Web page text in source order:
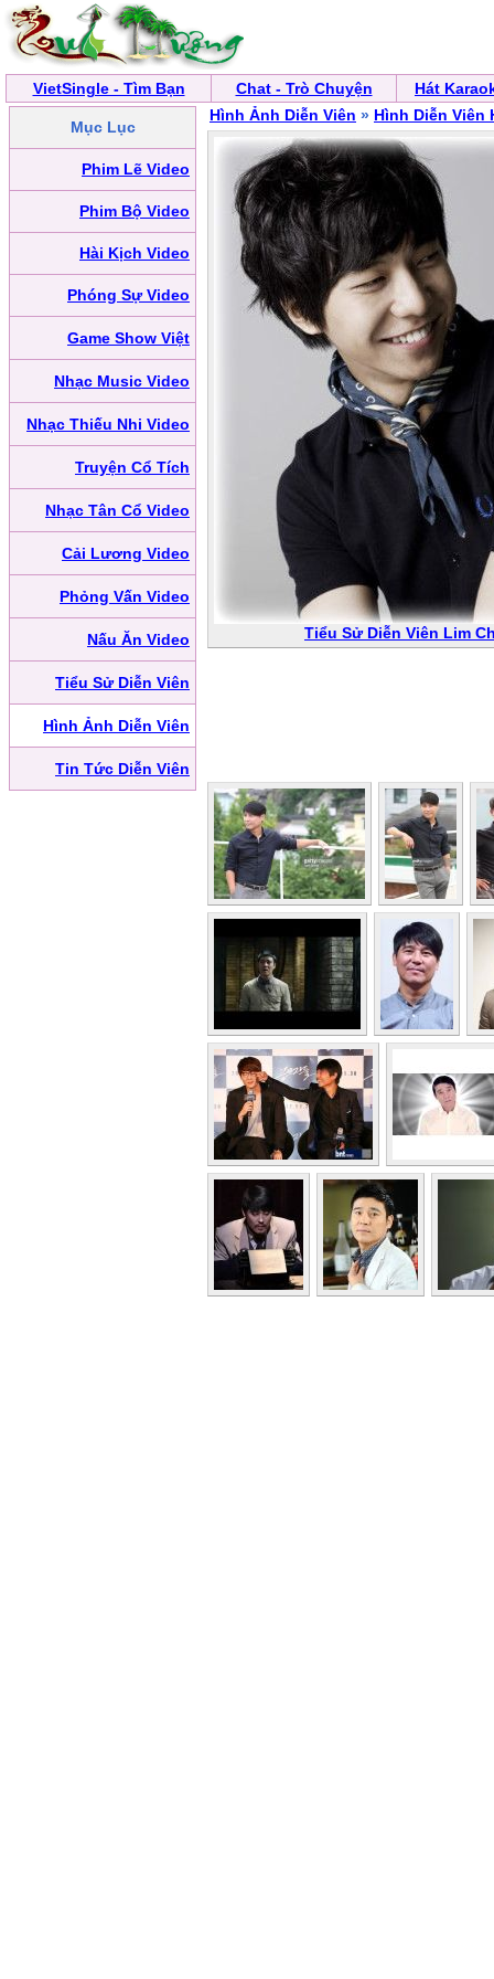
VietSingle - Tìm Bạn Chat - Trò Chuyện Hát
Mục Lục
Phim Lẽ Video
Phim Bộ Video
Hài Kịch Video
Phóng Sự Video
Game Show Việt
Nhạc Music Video
Nhạc Thiếu Nhi Video
Truyện Cổ Tích
Nhạc Tân Cổ Video
Cải Lương Video
Phỏng Vấn Video
Nấu Ăn Video
Tiểu Sử Diễn Viên
Hình Ảnh Diễn Viên
Tin Tức Diễn Viên
Hình Ảnh Diễn Viên » Hình Diễn Viên
Tiểu Sử Diễn Viên Lim